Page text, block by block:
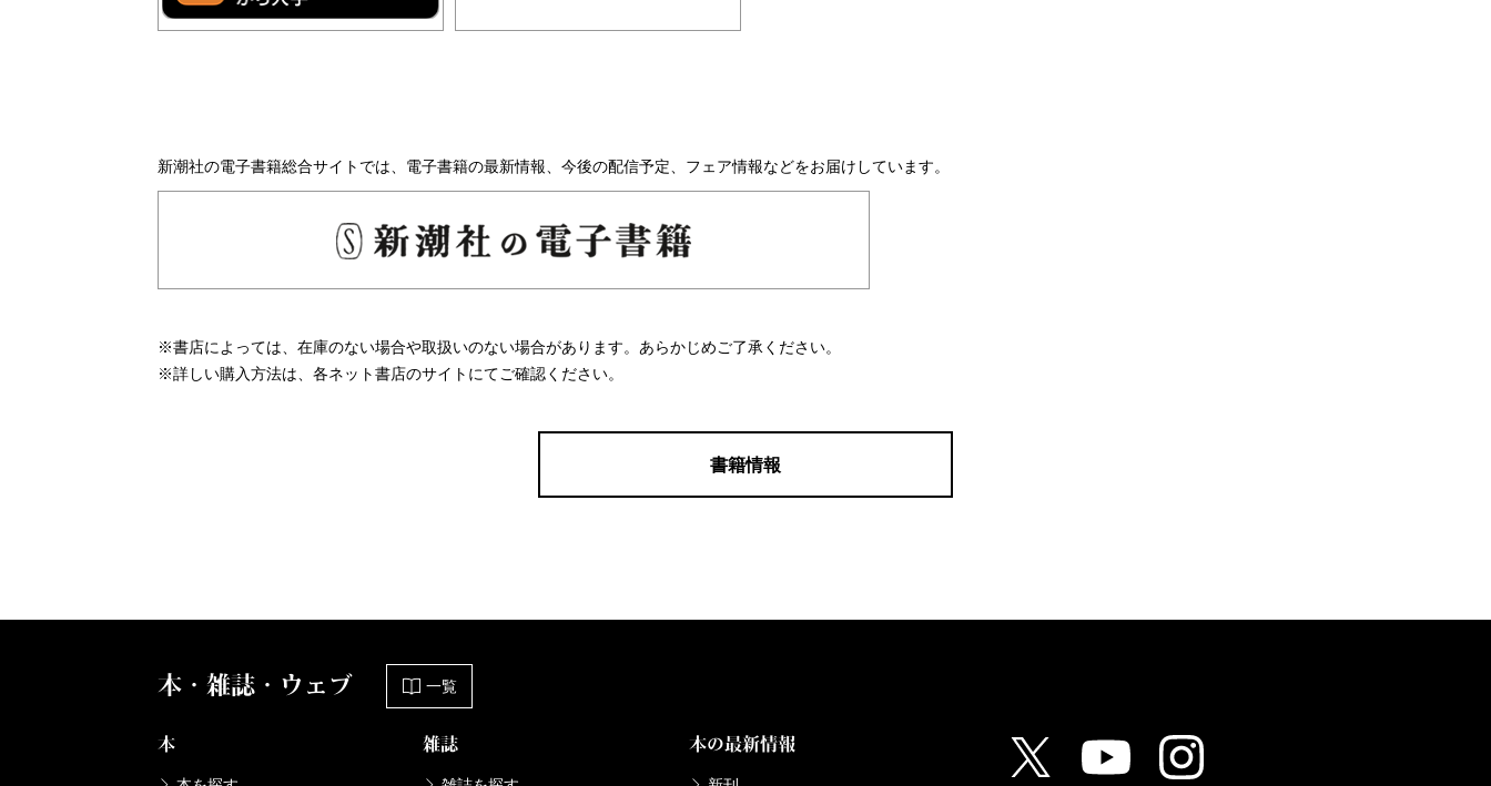
新潮社の電子書籍総合サイトでは、電子書籍の最新情報、今後の配信予定、フェア情報などをお届けしています。
※書店によっては、在庫のない場合や取扱いのない場合があります。あらかじめご了承ください。
※詳しい購入方法は、各ネット書店のサイトにてご確認ください。
書籍情報
本・雑誌・ウェブ 一覧
本 雑誌 本の最新情報